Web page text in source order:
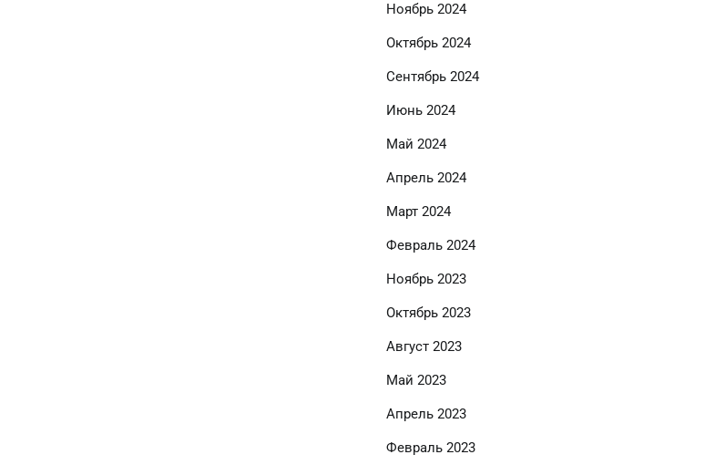
Ноябрь 2024
Октябрь 2024
Сентябрь 2024
Июнь 2024
Май 2024
Апрель 2024
Март 2024
Февраль 2024
Ноябрь 2023
Октябрь 2023
Август 2023
Май 2023
Апрель 2023
Февраль 2023